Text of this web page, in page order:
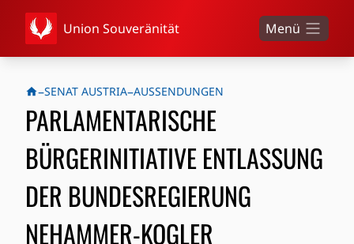
Union Souveränität Menü
–SENAT AUSTRIA–AUSSENDUNGEN
PARLAMENTARISCHE
BÜRGERINITIATIVE ENTLASSUNG
DER BUNDESREGIERUNG
NEHAMMER-KOGLER